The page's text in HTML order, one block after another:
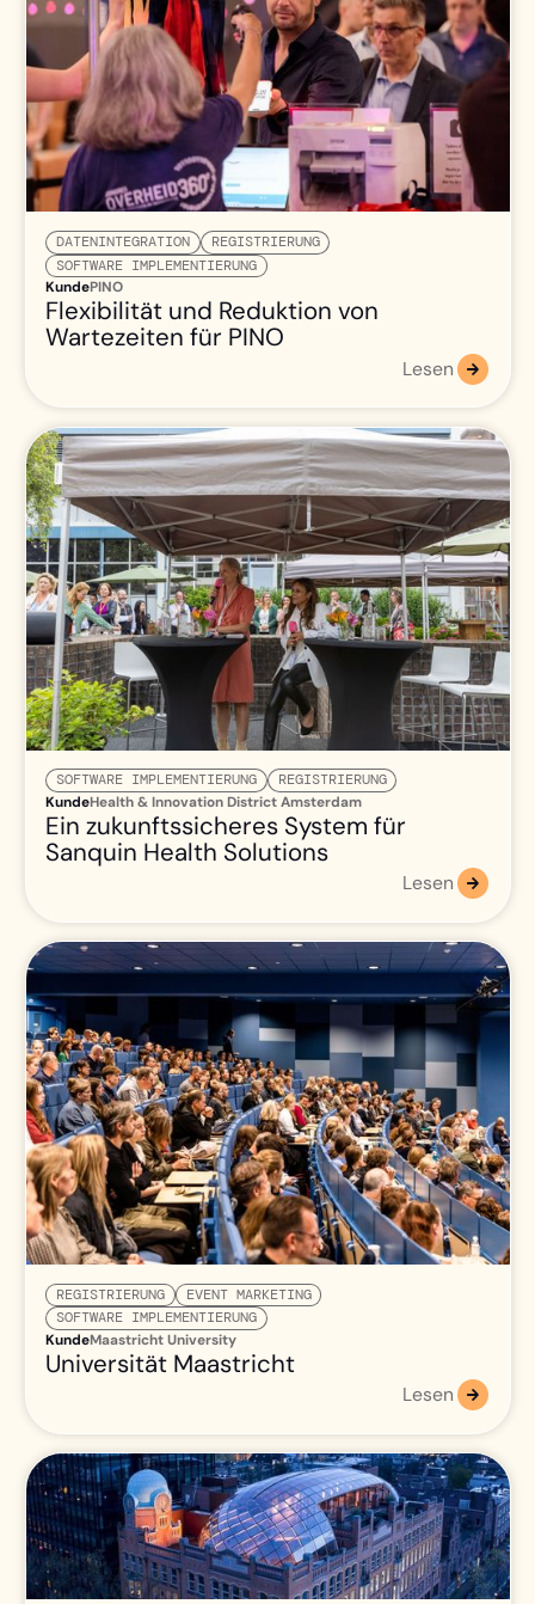
DATENINTEGRATION
REGISTRIERUNG
SOFTWARE IMPLEMENTIERUNG
KundePINO
Flexibilität und Reduktion von
Wartezeiten für PINO
Lesen
SOFTWARE IMPLEMENTIERUNG
REGISTRIERUNG
KundeHealth & Innovation District Amsterdam
Ein zukunftssicheres System für
Sanquin Health Solutions
Lesen
REGISTRIERUNG
EVENT MARKETING
SOFTWARE IMPLEMENTIERUNG
KundeMaastricht University
Universität Maastricht
Lesen